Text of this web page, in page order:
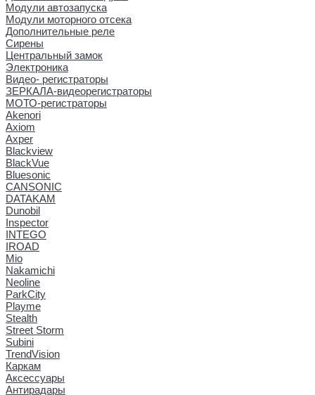
Модули автозапуска
Модули моторного отсека
Дополнительные реле
Сирены
Центральный замок
Электроника
Видео- регистраторы
ЗЕРКАЛА-видеорегистраторы
МОТО-регистраторы
Akenori
Axiom
Axper
Blackview
BlackVue
Bluesonic
CANSONIC
DATAKAM
Dunobil
Inspector
INTEGO
IROAD
Mio
Nakamichi
Neoline
ParkCity
Playme
Stealth
Street Storm
Subini
TrendVision
Каркам
Аксессуары
Антирадары